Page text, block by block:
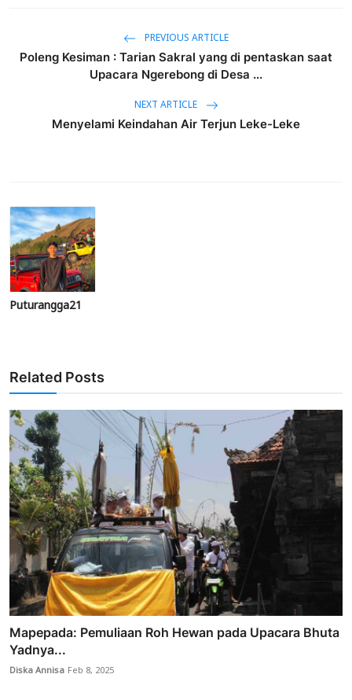
PREVIOUS ARTICLE
Poleng Kesiman : Tarian Sakral yang di pentaskan saat
Upacara Ngerebong di Desa ...
NEXT ARTICLE
Menyelami Keindahan Air Terjun Leke-Leke
Puturangga21
Related Posts
Mapepada: Pemuliaan Roh Hewan pada Upacara Bhuta
Yadnya...
Diska Annisa Feb 8, 2025